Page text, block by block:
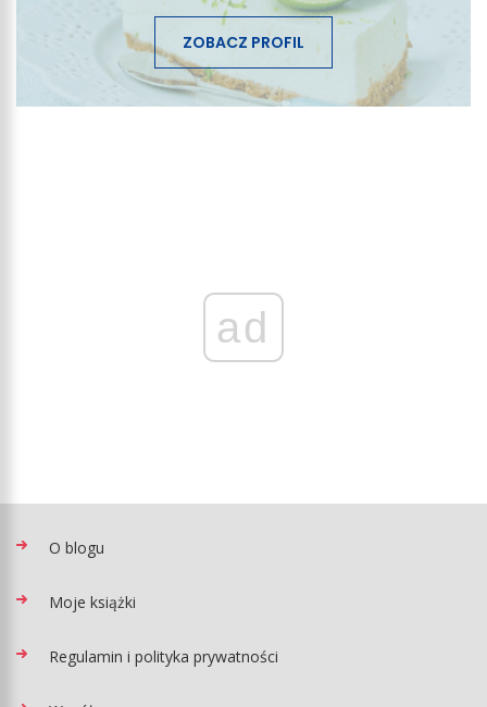
ZOBACZ PROFIL
ad
O blogu
Moje książki
Regulamin i polityka prywatności